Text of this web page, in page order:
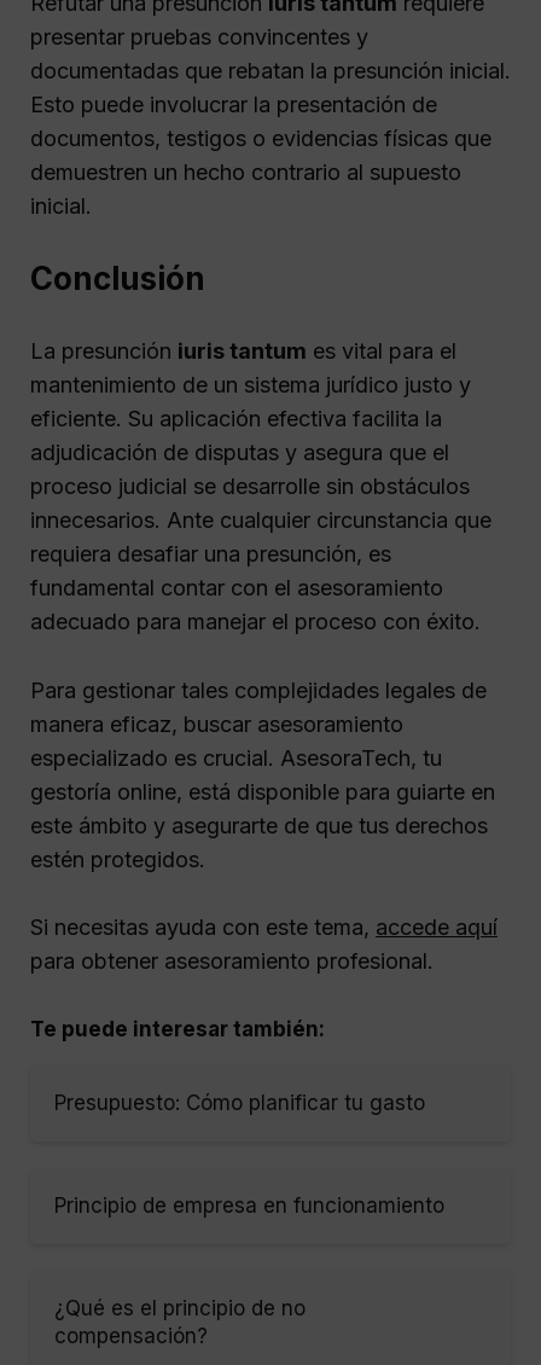
presentar pruebas convincentes y
documentadas que rebatan la presunción inicial.
Esto puede involucrar la presentación de
documentos, testigos o evidencias físicas que
demuestren un hecho contrario al supuesto
inicial.
Conclusión
La presunción iuris tantum es vital para el
mantenimiento de un sistema jurídico justo y
eficiente. Su aplicación efectiva facilita la
adjudicación de disputas y asegura que el
proceso judicial se desarrolle sin obstáculos
innecesarios. Ante cualquier circunstancia que
requiera desafiar una presunción, es
fundamental contar con el asesoramiento
adecuado para manejar el proceso con éxito.
Para gestionar tales complejidades legales de
manera eficaz, buscar asesoramiento
especializado es crucial. AsesoraTech, tu
gestoría online, está disponible para guiarte en
este ámbito y asegurarte de que tus derechos
estén protegidos.
Si necesitas ayuda con este tema, accede aquí
para obtener asesoramiento profesional.
Te puede interesar también:
Presupuesto: Cómo planificar tu gasto
Principio de empresa en funcionamiento
¿Qué es el principio de no
compensación?